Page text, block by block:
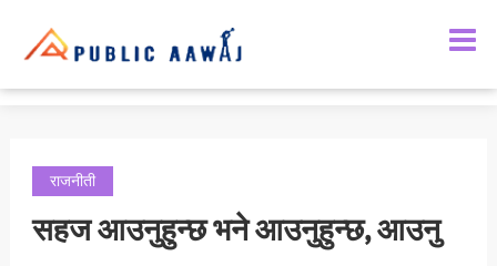
राजनीती
सहज आउनुहुन्छ भने आउनुहुन्छ, आउनु